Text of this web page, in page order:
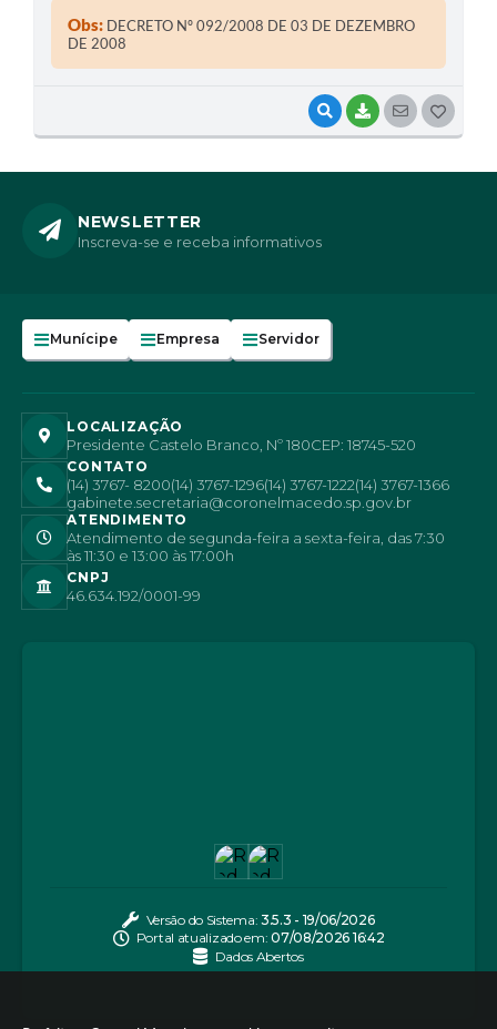
VISUALIZAR
BAIXARSEGUIR
Obs: DECRETO Nº 092/2008 DE 03 DE DEZEMBRO
DE 2008
NEWSLETTER
Inscreva-se e receba informativos
Munícipe Empresa Servidor
LOCALIZAÇÃO
Presidente Castelo Branco, Nº 180CEP: 18745-520
CONTATO
(14) 3767- 8200(14) 3767-1296(14) 3767-1222(14) 3767-1366
gabinete.secretaria@coronelmacedo.sp.gov.br
ATENDIMENTO
Atendimento de segunda-feira a sexta-feira, das 7:30
às 11:30 e 13:00 às 17:00h
CNPJ
46.634.192/0001-99
Versão do Sistema: 3.5.3 - 19/06/2026
Portal atualizado em:07/08/2026 16:42
Dados Abertos